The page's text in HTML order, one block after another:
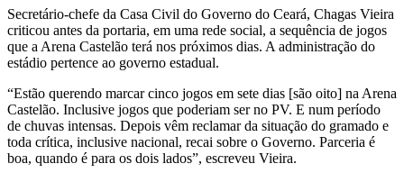
Secretário-chefe da Casa Civil do Governo do Ceará, Chagas Vieira
criticou antes da portaria, em uma rede social, a sequência de jogos
que a Arena Castelão terá nos próximos dias. A administração do
estádio pertence ao governo estadual.
“Estão querendo marcar cinco jogos em sete dias [são oito] na Arena
Castelão. Inclusive jogos que poderiam ser no PV. E num período
de chuvas intensas. Depois vêm reclamar da situação do gramado e
toda crítica, inclusive nacional, recai sobre o Governo. Parceria é
boa, quando é para os dois lados”, escreveu Vieira.